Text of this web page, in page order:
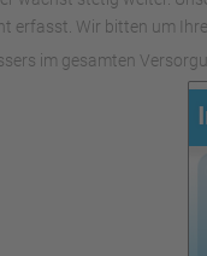
erfasst. Wir bitten um
im gesamten